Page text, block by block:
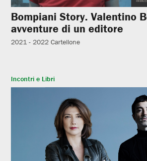
Bompiani Story. Valentino
avventure di un editore
2021 - 2022 Cartellone
Incontri e Libri